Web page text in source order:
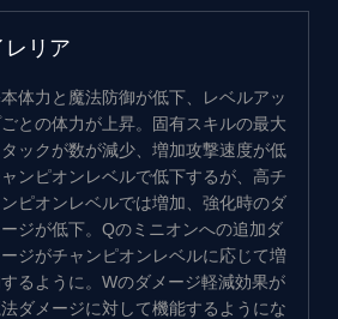
レリア
体力と魔法防御が低下、レベルアッ
との体力が上昇。固有スキルの最大
タックが数が減少、増加攻撃速度が低
ンピオンレベルで低下するが、高チ
ンピオンレベルでは増加、強化時のダ
ージが低下。Qのミニオンへの追加ダ
ージがチャンピオンレベルに応じて増
るように。Wのダメージ軽減効果が
ダメージに対して機能するようにな